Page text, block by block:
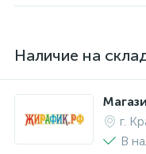
Наличие на
г.
В